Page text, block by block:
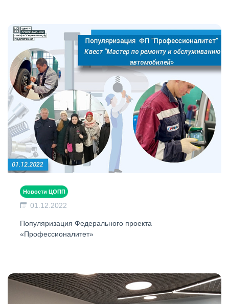
Новости ЦОПП
01.12.2022
Популяризация Федерального проекта
«Профессионалитет»